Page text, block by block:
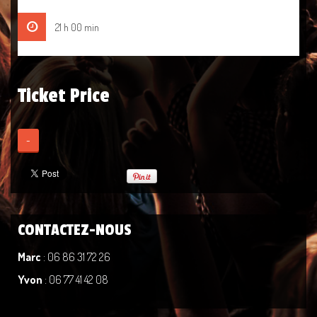
21 h 00 min
Ticket Price
-
CONTACTEZ-NOUS
Marc : 06 86 31 72 26
Yvon : 06 77 41 42 08